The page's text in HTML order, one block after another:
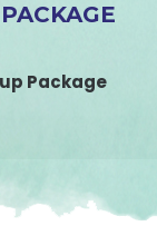
Package